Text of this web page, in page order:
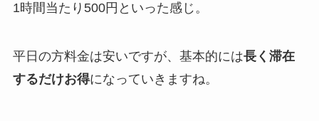
1時間当たり500円といった感じ。
平日の方料金は安いですが、基本的には長く滞在
するだけお得になっていきますね。